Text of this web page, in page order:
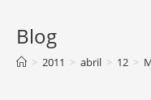
Blog
> 2011 > abril > 12 >